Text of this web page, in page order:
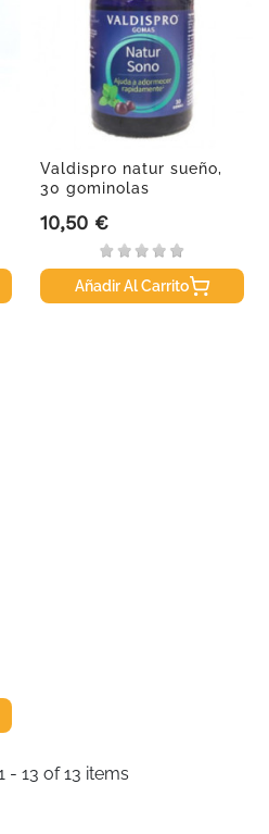
Valdispro natur sueño,
30 gominolas
Precio
10,50 €
Añadir Al Carrito
- 13 of 13 items